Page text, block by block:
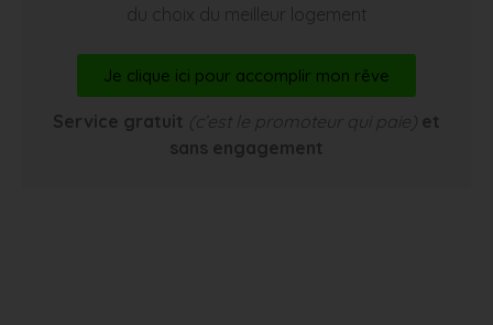
du choix du meilleur logement
Je clique ici pour accomplir mon rêve
Service gratuit (c’est le promoteur qui paie) et
sans engagement